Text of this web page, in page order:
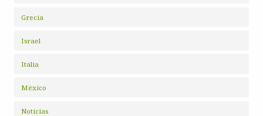
Grecia
Israel
Italia
México
Noticias